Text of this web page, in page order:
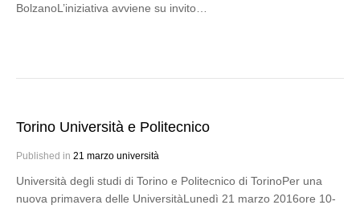
BolzanoL’iniziativa avviene su invito…
Torino Università e Politecnico
Published in 21 marzo università
Università degli studi di Torino e Politecnico di TorinoPer una
nuova primavera delle UniversitàLunedì 21 marzo 2016ore 10-